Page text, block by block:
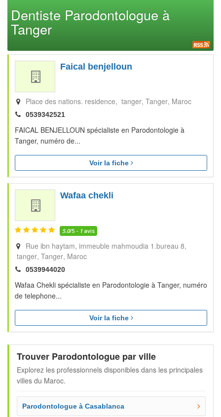
Dentiste Parodontologue à
Tanger
Faical benjelloun
Place des nations. residence, tanger Tanger Maroc
0539342521
FAICAL BENJELLOUN spécialiste en Parodontologie à
Tanger, numéro de...
Voir la fiche
Wafaa chekli
5.0/5 - 1 avis
Rue ibn haytam, immeuble mahmoudia 1.bureau 8,
tanger Tanger Maroc
0539944020
Wafaa Chekli spécialiste en Parodontologie à Tanger, numéro
de telephone...
Voir la fiche
Trouver Parodontologue par ville
Explorez les professionnels disponibles dans les principales
villes du Maroc.
Parodontologue à Casablanca